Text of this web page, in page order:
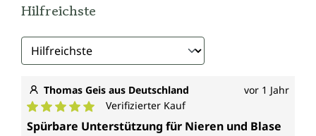
Hilfreichste
Thomas Geis aus Deutschland vor 1 Jahr
Durchschnittliche Bewertung von 5 von 5 Sternen
Verifizierter Kauf
Spürbare Unterstützung für Nieren und Blase